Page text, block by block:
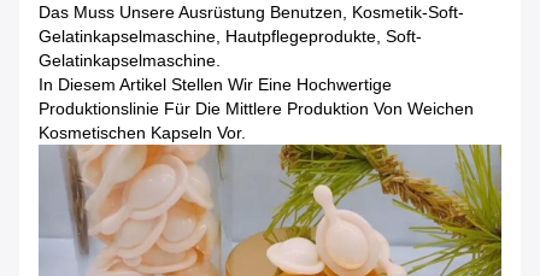
Das Muss Unsere Ausrüstung Benutzen, Kosmetik-Soft-
Gelatinkapselmaschine, Hautpflegeprodukte, Soft-
Gelatinkapselmaschine.
In Diesem Artikel Stellen Wir Eine Hochwertige
Produktionslinie Für Die Mittlere Produktion Von Weichen
Kosmetischen Kapseln Vor.